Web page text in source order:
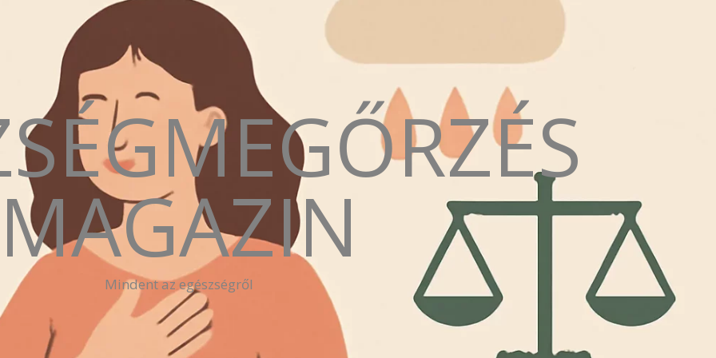
MAGAZIN
Mindent az egészségről